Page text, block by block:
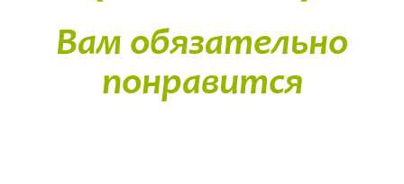
Вам обязательно
понравится